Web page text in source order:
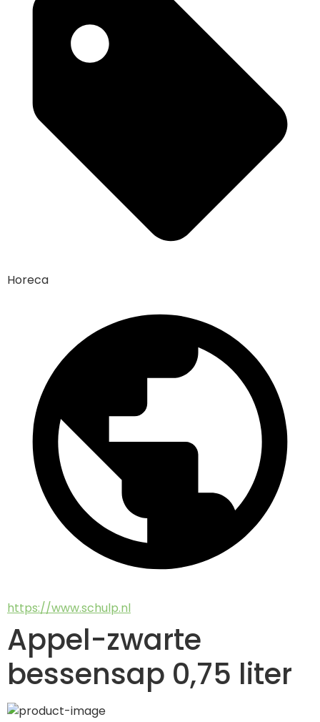
Horeca
https://www.schulp.nl
Appel-zwarte
bessensap 0,75 liter